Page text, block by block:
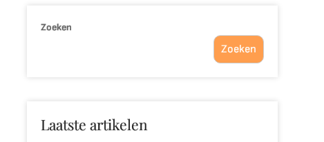
Zoeken
Zoeken
Laatste artikelen